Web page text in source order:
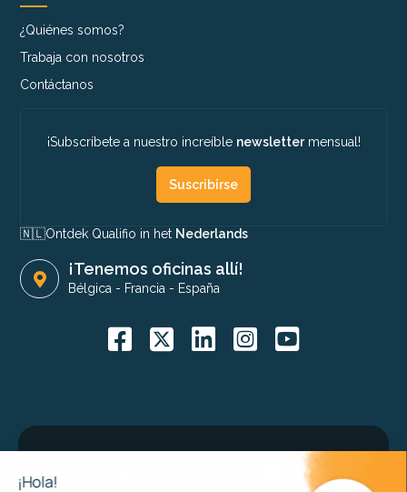
¿Quiénes somos?
Trabaja con nosotros
Contáctanos
¡Subscríbete a nuestro increíble newslettermensual!
Suscribirse
🇳🇱​Ontdek Qualifio in het Nederlands
¡Tenemos oficinas allí!
Bélgica - Francia - España